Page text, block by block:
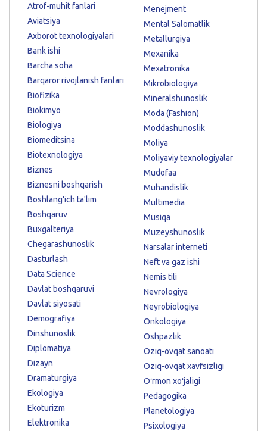
Atrof-muhit fanlari
Aviatsiya
Axborot texnologiyalari
Bank ishi
Barcha soha
Barqaror rivojlanish fanlari
Biofizika
Biokimyo
Biologiya
Biomeditsina
Biotexnologiya
Biznes
Biznesni boshqarish
Boshlang'ich ta'lim
Boshqaruv
Buxgalteriya
Chegarashunoslik
Dasturlash
Data Science
Davlat boshqaruvi
Davlat siyosati
Demografiya
Dinshunoslik
Diplomatiya
Dizayn
Dramaturgiya
Ekologiya
Ekoturizm
Elektronika
Menejment
Mental Salomatlik
Metallurgiya
Mexanika
Mexatronika
Mikrobiologiya
Mineralshunoslik
Moda (Fashion)
Moddashunoslik
Moliya
Moliyaviy texnologiyalar
Mudofaa
Muhandislik
Multimedia
Musiqa
Muzeyshunoslik
Narsalar interneti
Neft va gaz ishi
Nemis tili
Nevrologiya
Neyrobiologiya
Onkologiya
Oshpazlik
Oziq-ovqat sanoati
Oziq-ovqat xavfsizligi
Oʻrmon xoʻjaligi
Pedagogika
Planetologiya
Psixologiya